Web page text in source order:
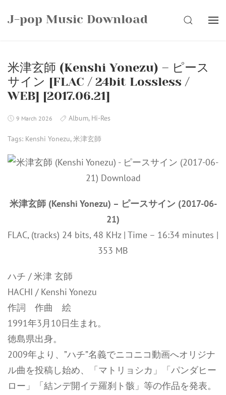
J-pop Music Download SEARCH
米津玄師 (Kenshi Yonezu) – ピース
サイン [FLAC / 24bit Lossless /
WEB] [2017.06.21]
9 March 2026 Album, Hi-Res
Tags: Kenshi Yonezu,米津玄師
米津玄師 (Kenshi Yonezu) – ピースサイン (2017-06-
21)
FLAC, (tracks) 24 bits, 48 KHz | Time – 16:34 minutes |
353 MB
ハチ / 米津 玄師
HACHI / Kenshi Yonezu
作詞 作曲 絵
1991年3月10日生まれ。
徳島県出身。
2009年より、”ハチ”名義でニコニコ動画へオリジナ
ル曲を投稿し始め、「マトリョシカ」「パンダヒー
ロー」「結ンデ開イテ羅刹ト骸」等の作品を発表。